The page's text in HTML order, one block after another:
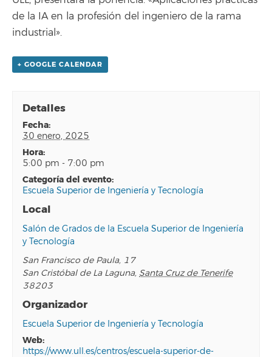
de la IA en la profesión del ingeniero de la rama
industrial».
+ GOOGLE CALENDAR
Detalles
fecha:
30 enero, 2025
hora:
5:00 pm - 7:00 pm
categoría del evento:
Escuela Superior de Ingeniería y Tecnología
Local
Salón de Grados de la Escuela Superior de Ingeniería
y Tecnología
San Francisco de Paula, 17
San Cristóbal de La Laguna, Santa Cruz de Tenerife
38203
Organizador
Escuela Superior de Ingeniería y Tecnología
web:
https://www.ull.es/centros/escuela-superior-de-